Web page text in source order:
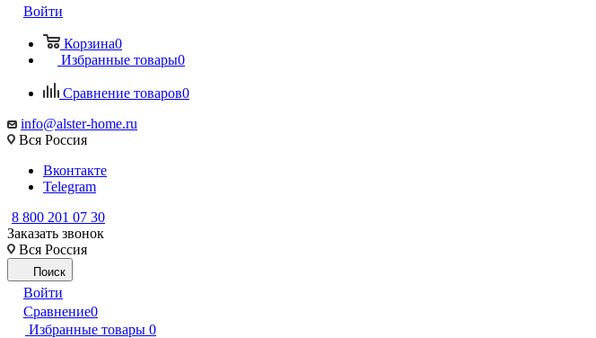
Войти
Корзина0
Избранные товары0
Сравнение товаров0
info@alster-home.ru
Вся Россия
Вконтакте
Telegram
8 800 201 07 30
Заказать звонок
Вся Россия
Поиск
Войти
Сравнение0
Избранные товары 0